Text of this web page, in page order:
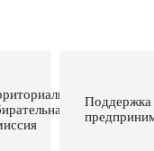
Поддержка